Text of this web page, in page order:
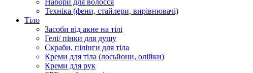
Набори для волосся
Техніка (фени, стайлери, вирівнювачі)
Тіло
Засоби від акне на тілі
Гелі/ пінки для душу
Скраби, пілінги для тіла
Креми для тіла (лосьйони, олійки)
Креми для рук